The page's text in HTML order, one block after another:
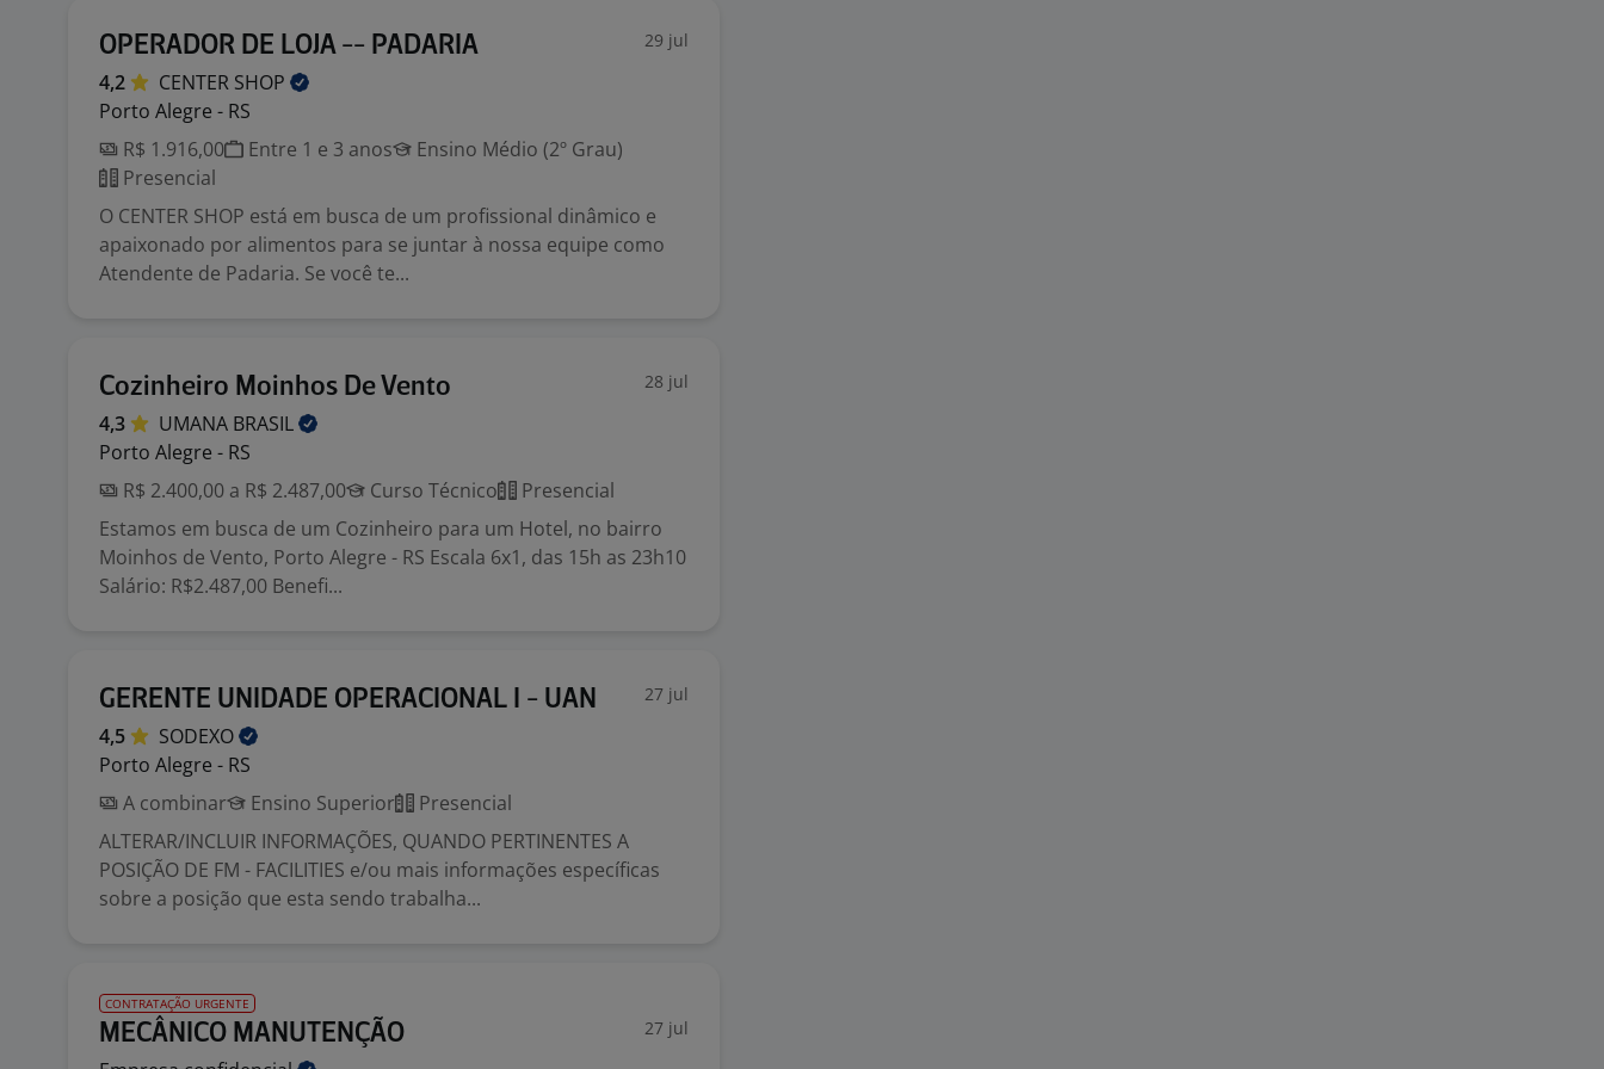
OPERADOR DE LOJA -- PADARIA 29 jul
4,2 CENTER SHOP
Porto Alegre - RS
R$ 1.916,00
Entre 1 e 3 anos
Ensino Médio (2º Grau)
Presencial
O CENTER SHOP está em busca de um profissional dinâmico e
apaixonado por alimentos para se juntar à nossa equipe como
Atendente de Padaria. Se você te...
Cozinheiro Moinhos De Vento 28 jul
4,3 UMANA BRASIL
Porto Alegre - RS
R$ 2.400,00 a R$ 2.487,00
Curso Técnico
Presencial
Estamos em busca de um Cozinheiro para um Hotel, no bairro
Moinhos de Vento, Porto Alegre - RS Escala 6x1, das 15h as 23h10
Salário: R$2.487,00 Benefi...
GERENTE UNIDADE OPERACIONAL I - UAN 27 jul
4,5
SODEXO
Porto Alegre - RS
A combinar
Ensino Superior
Presencial
ALTERAR/INCLUIR INFORMAÇÕES, QUANDO PERTINENTES A
POSIÇÃO DE FM - FACILITIES e/ou mais informações específicas
sobre a posição que esta sendo trabalha...
CONTRATAÇÃO URGENTE
MECÂNICO MANUTENÇÃO 27 jul